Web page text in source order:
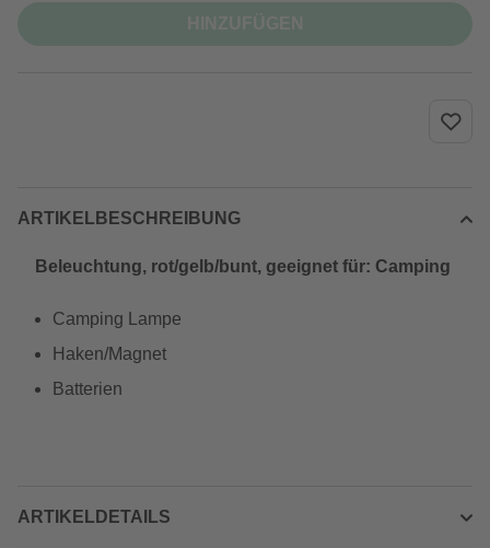
ARTIKELBESCHREIBUNG
Beleuchtung, rot/gelb/bunt, geeignet für: Camping
Camping Lampe
Haken/Magnet
Batterien
ARTIKELDETAILS